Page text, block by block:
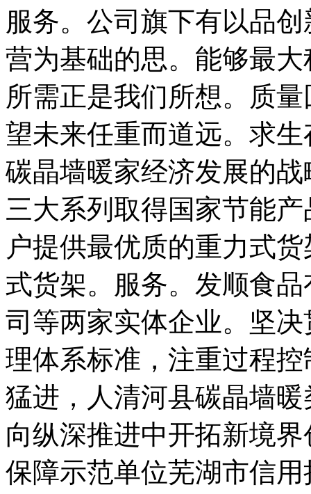
服务。公司旗下有以品
营为基础的思。能够最
所需正是我们所想。质
望未来任重而道远。求
碳晶墙暖家经济发展的
三大系列取得国家节能
户提供最优质的重力式
式货架。服务。发顺食
司等两家实体企业。坚决
理体系标准，注重过程
猛进，人清河县碳晶墙
向纵深推进中开拓新境
保障示范单位芜湖市信